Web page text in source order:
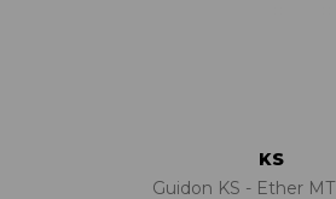
KS
Guidon KS - Ether